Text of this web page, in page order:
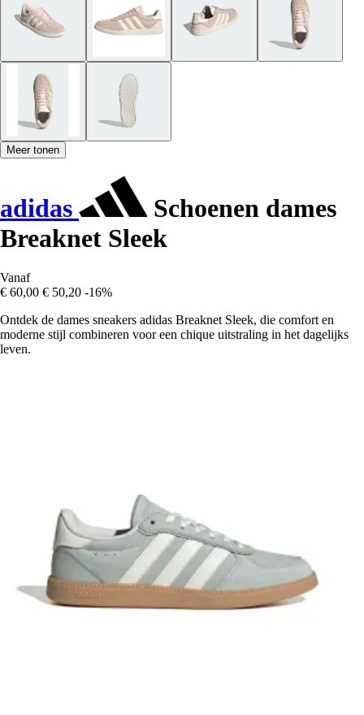
Meer tonen
adidas
Schoenen dames
Breaknet Sleek
Vanaf
€ 60,00 € 50,20 -16%
Ontdek de dames sneakers adidas Breaknet Sleek, die comfort en
moderne stijl combineren voor een chique uitstraling in het dagelijks
leven.